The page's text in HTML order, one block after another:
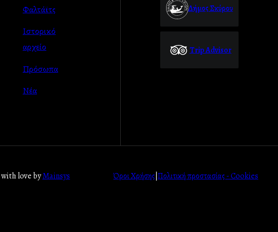
Φαλτάϊτς
Ιστορικό
αρχείο
Πρόσωπα
Νέα
Δήμος Σκύρου
Trip Advisor
love byMainsys Όροι Χρήσης Πολιτική προστασίας - Cookies